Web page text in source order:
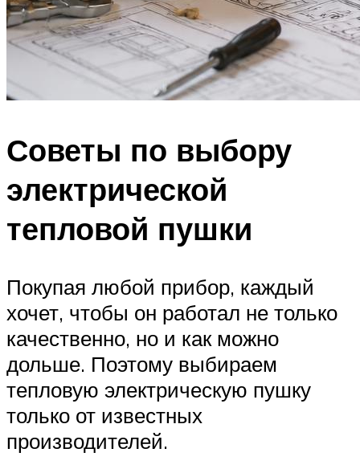
Советы по выбору
электрической
тепловой пушки
Покупая любой прибор, каждый
хочет, чтобы он работал не только
качественно, но и как можно
дольше. Поэтому выбираем
тепловую электрическую пушку
только от известных
производителей.